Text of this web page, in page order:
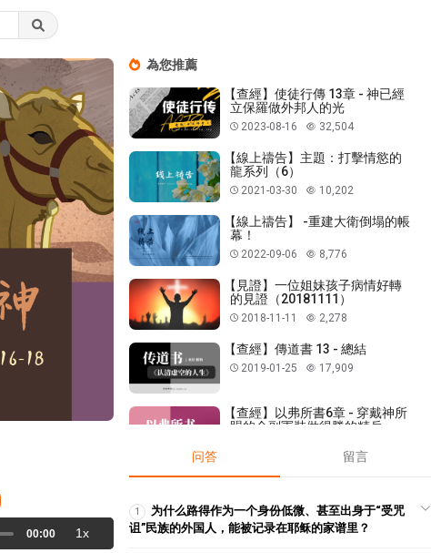
00:00 1x
為您推薦
【查經】使徒行傳 13章 - 神已經
立保羅做外邦人的光
2023-08-16 32,504
【線上禱告】主題：打擊情慾的
龍系列（6）
2021-03-30 10,202
【線上禱告】 -重建大衛倒塌的帳
幕！
2022-09-06 8,776
【見證】一位姐妹孩子病情好轉
的見證（20181111）
2018-11-11 2,278
【查經】傳道書 13 - 總結
2019-01-25 17,909
【查經】以弗所書6章 - 穿戴神所
賜的全副軍裝做得勝的精兵
【查經】箴言 30章 - 這才是聰
2022-07-29 24,772
问答 留言
1
为什么路得作为一个身份低微、甚至出身于“受咒
诅”民族的外国人，能被记录在耶稣的家谱里？